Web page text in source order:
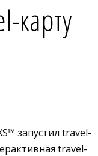
карту
запустил travel-
travel-